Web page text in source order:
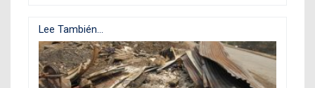
Lee También...